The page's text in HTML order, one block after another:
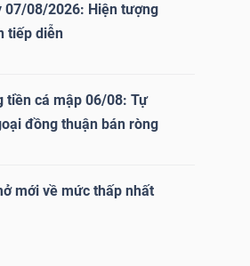
07/08/2026: Hiện tượng
tiếp diễn
tiền cá mập 06/08: Tự
đồng thuận bán ròng
mới về mức thấp nhất